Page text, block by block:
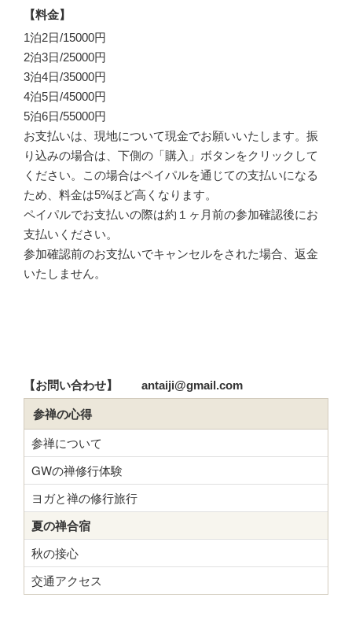
【料金】
1泊2日/15000円
2泊3日/25000円
3泊4日/35000円
4泊5日/45000円
5泊6日/55000円
お支払いは、現地について現金でお願いいたします。振
り込みの場合は、下側の「購入」ボタンをクリックして
ください。この場合はペイパルを通じての支払いになる
ため、料金は5%ほど高くなります。
ペイパルでお支払いの際は約１ヶ月前の参加確認後にお
支払いください。
参加確認前のお支払いでキャンセルをされた場合、返金
いたしません。
【お問い合わせ】 antaiji@gmail.com
参禅の心得
参禅について
GWの禅修行体験
ヨガと禅の修行旅行
夏の禅合宿
秋の接心
交通アクセス